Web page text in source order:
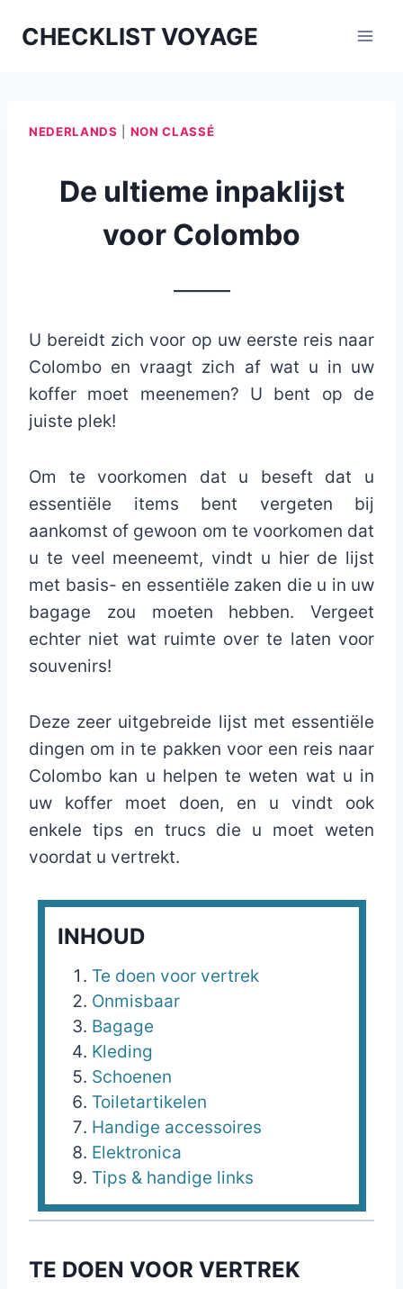
CHECKLIST VOYAGE
NEDERLANDS NON CLASSÉ
De ultieme inpaklijst
voor Colombo
U bereidt zich voor op uw eerste reis naar
Colombo en vraagt ​​zich af wat u in uw
koffer moet meenemen? U bent op de
juiste plek!
Om te voorkomen dat u beseft dat u
essentiële items bent vergeten bij
aankomst of gewoon om te voorkomen dat
u te veel meeneemt, vindt u hier de lijst
met basis- en essentiële zaken die u in uw
bagage zou moeten hebben. Vergeet
echter niet wat ruimte over te laten voor
souvenirs!
Deze zeer uitgebreide lijst met essentiële
dingen om in te pakken voor een reis naar
Colombo kan u helpen te weten wat u in
uw koffer moet doen, en u vindt ook
enkele tips en trucs die u moet weten
voordat u vertrekt.
INHOUD
Te doen voor vertrek
Onmisbaar
Bagage
Kleding
Schoenen
Toiletartikelen
Handige accessoires
Elektronica
Tips & handige links
TE DOEN VOOR VERTREK